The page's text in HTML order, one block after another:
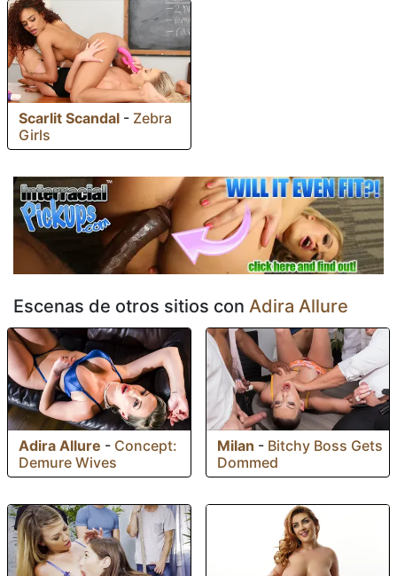
Scarlit Scandal - Zebra
Girls
Escenas de otros sitios con Adira Allure
Adira Allure - Concept:
Demure Wives
Milan - Bitchy Boss Gets
Dommed